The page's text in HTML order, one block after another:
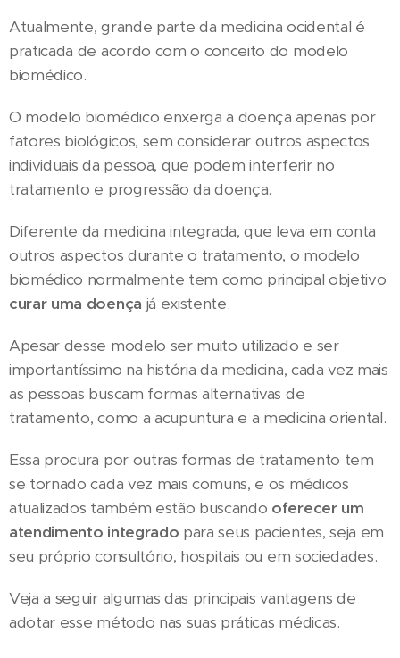
Atualmente, grande parte da medicina ocidental é
praticada de acordo com o conceito do modelo
biomédico.
O modelo biomédico enxerga a doença apenas por
fatores biológicos, sem considerar outros aspectos
individuais da pessoa, que podem interferir no
tratamento e progressão da doença.
Diferente da medicina integrada, que leva em conta
outros aspectos durante o tratamento, o modelo
biomédico normalmente tem como principal objetivo
curar uma doença já existente.
Apesar desse modelo ser muito utilizado e ser
importantíssimo na história da medicina, cada vez mais
as pessoas buscam formas alternativas de
tratamento, como a acupuntura e a medicina oriental.
Essa procura por outras formas de tratamento tem
se tornado cada vez mais comuns, e os médicos
atualizados também estão buscando oferecer um
atendimento integrado para seus pacientes, seja em
seu próprio consultório, hospitais ou em sociedades.
Veja a seguir algumas das principais vantagens de
adotar esse método nas suas práticas médicas.